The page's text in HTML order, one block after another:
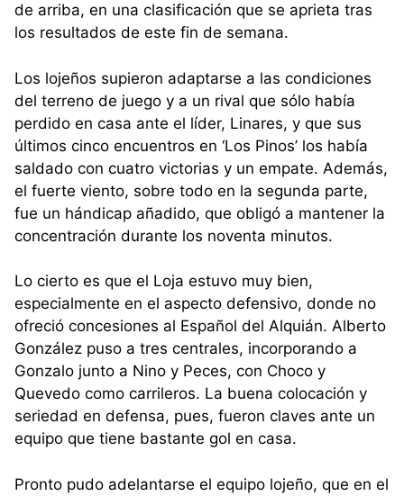
de arriba, en una clasificación que se aprieta tras
los resultados de este fin de semana.
Los lojeños supieron adaptarse a las condiciones
del terreno de juego y a un rival que sólo había
perdido en casa ante el líder, Linares, y que sus
últimos cinco encuentros en ‘Los Pinos’ los había
saldado con cuatro victorias y un empate. Además,
el fuerte viento, sobre todo en la segunda parte,
fue un hándicap añadido, que obligó a mantener la
concentración durante los noventa minutos.
Lo cierto es que el Loja estuvo muy bien,
especialmente en el aspecto defensivo, donde no
ofreció concesiones al Español del Alquián. Alberto
González puso a tres centrales, incorporando a
Gonzalo junto a Nino y Peces, con Choco y
Quevedo como carrileros. La buena colocación y
seriedad en defensa, pues, fueron claves ante un
equipo que tiene bastante gol en casa.
Pronto pudo adelantarse el equipo lojeño, que en el